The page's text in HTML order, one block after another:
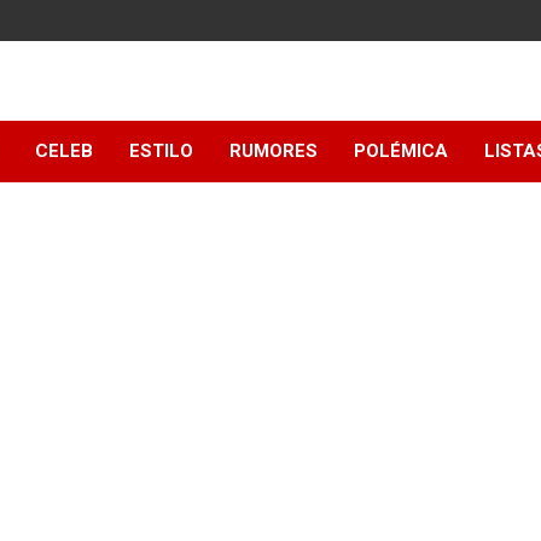
CELEB ESTILO RUMORES POLÉMICA